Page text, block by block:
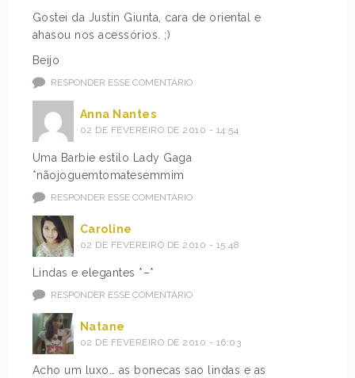
Gostei da Justin Giunta, cara de oriental e
ahasou nos acessórios. ;)
Beijo
RESPONDER ESSE COMENTÁRIO
Anna Nantes
02 DE FEVEREIRO DE 2010 - 14:54
Uma Barbie estilo Lady Gaga
*nãojoguemtomatesemmim
RESPONDER ESSE COMENTÁRIO
Caroline
02 DE FEVEREIRO DE 2010 - 15:48
Lindas e elegantes *–*
RESPONDER ESSE COMENTÁRIO
Natane
02 DE FEVEREIRO DE 2010 - 16:03
Acho um luxo… as bonecas sao lindas e as